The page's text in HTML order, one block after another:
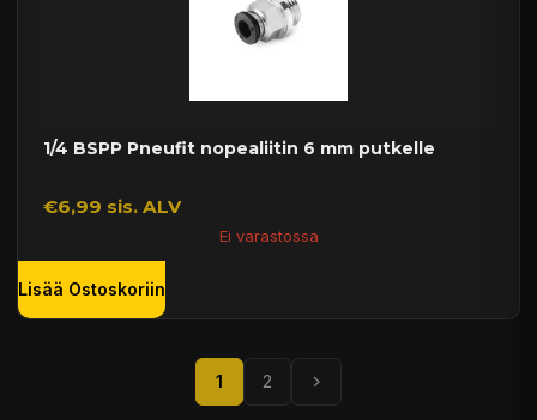
1/4 BSPP Pneufit nopealiitin 6 mm putkelle
€6,99 sis. ALV
Ei varastossa
Lisää Ostoskoriin
1 2